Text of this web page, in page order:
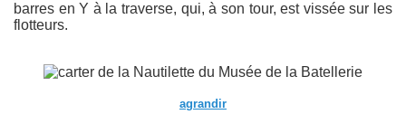
barres en Y à la traverse, qui, à son tour, est vissée sur les
flotteurs.
agrandir